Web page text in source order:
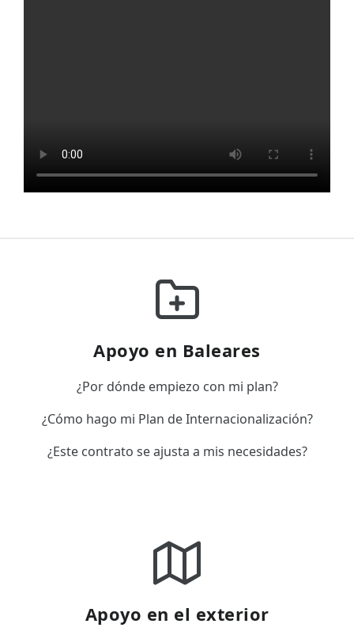
Apoyo en Baleares
¿Por dónde empiezo con mi plan?
¿Cómo hago mi Plan de Internacionalización?
¿Este contrato se ajusta a mis necesidades?
Apoyo en el exterior